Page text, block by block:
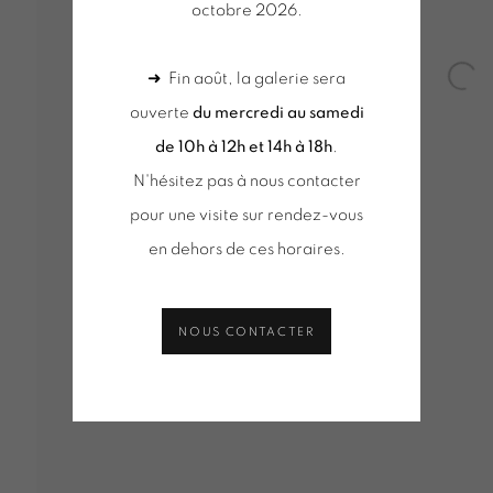
VUES D'INSTALLATION SÉLECTION D'OEUVRES
D'INFORMATION
octobre 2026.
➜ Fin août, la galerie sera
ouverte du mercredi au samedi
de 10h à 12h et 14h à 18h.
N'hésitez pas à nous contacter
pour une visite sur rendez-vous
en dehors de ces horaires.
NOUS CONTACTER